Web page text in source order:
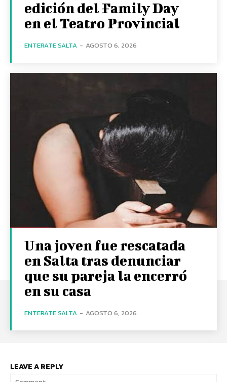
edición del Family Day
en el Teatro Provincial
ENTERATE SALTA - AGOSTO 6, 2026
Una joven fue rescatada
en Salta tras denunciar
que su pareja la encerró
en su casa
ENTERATE SALTA - AGOSTO 6, 2026
LEAVE A REPLY